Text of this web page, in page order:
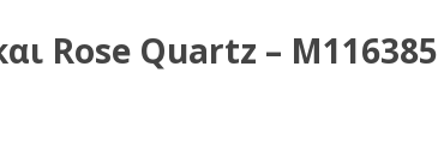
Rose Quartz – M116385